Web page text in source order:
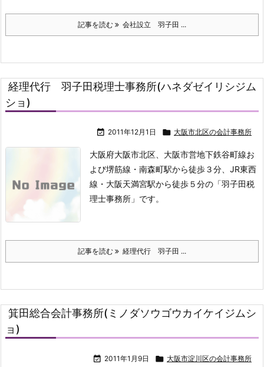
記事を読む 会社設立 羽子田 ...
経理代行 羽子田税理士事務所(ハネダゼイリシジム
ショ)
 2011年12月1日  大阪市北区の会計事務所
大阪府大阪市北区、大阪市営地下鉄谷町線お
よび堺筋線・南森町駅から徒歩３分、JR東西
線・大阪天満宮駅から徒歩５分の「羽子田税
理士事務所」です。
記事を読む 経理代行 羽子田 ...
箕田総合会計事務所(ミノダソウゴウカイケイジムシ
ョ)
 2011年1月9日  大阪市淀川区の会計事務所